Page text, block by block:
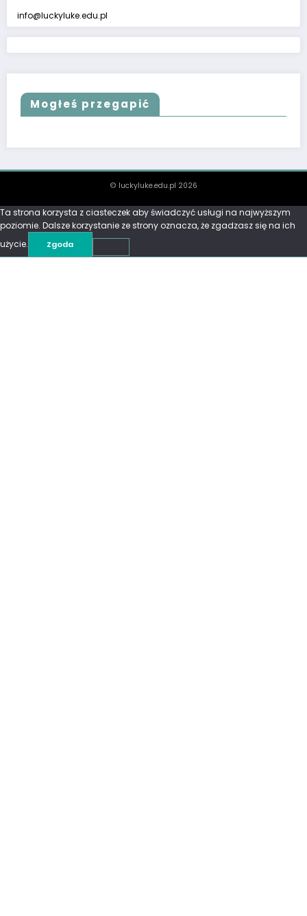
info@luckyluke.edu.pl
Mogłeś przegapić
© luckyluke.edu.pl 2026
Ta strona korzysta z ciasteczek aby świadczyć usługi na najwyższym
poziomie. Dalsze korzystanie ze strony oznacza, że zgadzasz się na ich
użycie.
Zgoda